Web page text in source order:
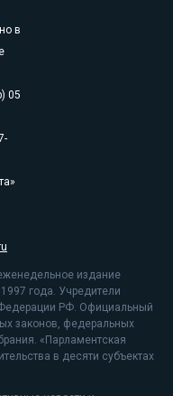
в
05
издание
года. Учредители
РФ. Официальный
законов, федеральных
«Парламентская
в десяти субъектах